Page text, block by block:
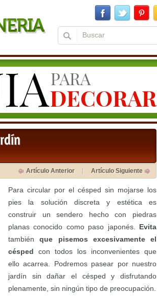
Artículo Anterior Artículo Siguiente
Para circular por el césped sin mojarse los
pies la solución discreta y estética es
construir un sendero hecho con piedras
planas conocido como paso japonés. Evita
tambiénque pisemos excesivamente el
césped con todos los inconvenientes que
ello acarrea. Podremos pasear por nuestro
jardín sin dañar el césped y disfrutando
plenamente, sin ningún tipo de preocupación.